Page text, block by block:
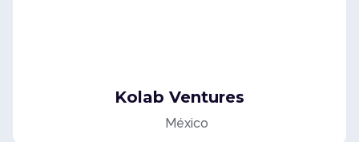
Kolab Ventures
México